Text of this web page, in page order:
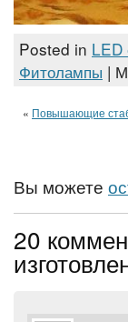
Posted in LED
Фитолампы |
« Повышающие
Вы можете
20